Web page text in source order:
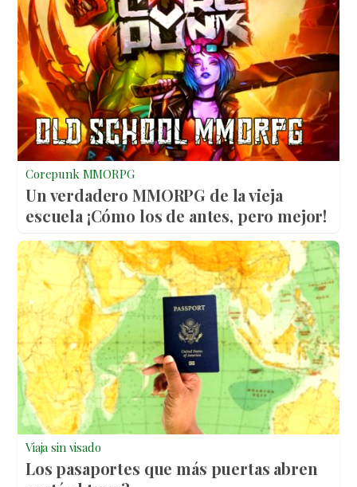
Corepunk MMORPG
Un verdadero MMORPG de la vieja
escuela ¡Cómo los de antes, pero mejor!
Viaja sin visado
Los pasaportes que más puertas abren